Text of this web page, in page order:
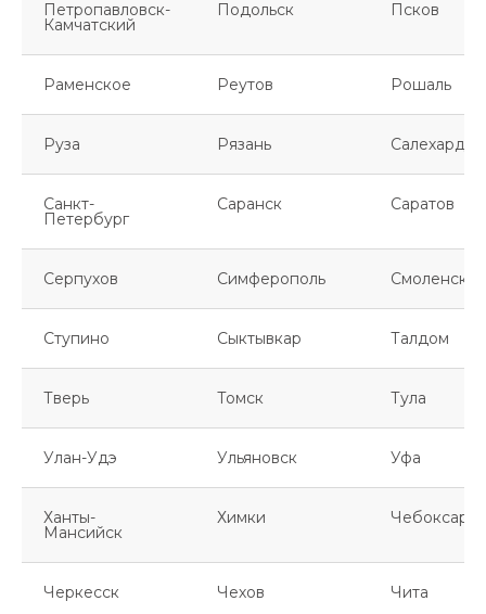
Петропавловск-
Камчатский
Подольск Псков
Раменское Реутов Рошаль
Руза Рязань Салехард
Санкт-
Петербург
Саранск Саратов
Серпухов Симферополь Смоленск
Ступино Сыктывкар Талдом
Тверь Томск Тула
Улан-Удэ Ульяновск Уфа
Ханты-
Мансийск
Химки Чебоксары
Черкесск Чехов Чита